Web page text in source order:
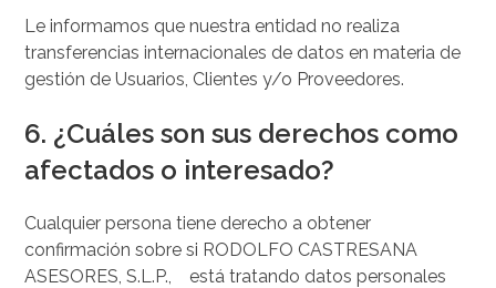
Le informamos que nuestra entidad no realiza
transferencias internacionales de datos en materia de
gestión de Usuarios, Clientes y/o Proveedores.
6. ¿Cuáles son sus derechos como
afectados o interesado?
Cualquier persona tiene derecho a obtener
confirmación sobre si RODOLFO CASTRESANA
ASESORES, S.L.P., está tratando datos personales